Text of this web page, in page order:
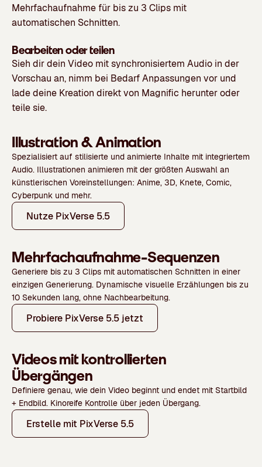
Mehrfachaufnahme für bis zu 3 Clips mit
automatischen Schnitten.
Bearbeiten oder teilen
Sieh dir dein Video mit synchronisiertem Audio in der
Vorschau an, nimm bei Bedarf Anpassungen vor und
lade deine Kreation direkt von Magnific herunter oder
teile sie.
Illustration & Animation
Spezialisiert auf stilisierte und animierte Inhalte mit integriertem
Audio. Illustrationen animieren mit der größten Auswahl an
künstlerischen Voreinstellungen: Anime, 3D, Knete, Comic,
Cyberpunk und mehr.
Nutze PixVerse 5.5
Mehrfachaufnahme-Sequenzen
Generiere bis zu 3 Clips mit automatischen Schnitten in einer
einzigen Generierung. Dynamische visuelle Erzählungen bis zu
10 Sekunden lang, ohne Nachbearbeitung.
Probiere PixVerse 5.5 jetzt
Videos mit kontrollierten
Übergängen
Definiere genau, wie dein Video beginnt und endet mit Startbild
+ Endbild. Kinoreife Kontrolle über jeden Übergang.
Erstelle mit PixVerse 5.5